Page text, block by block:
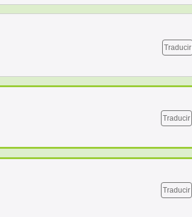
Traducir
Traducir
Traducir